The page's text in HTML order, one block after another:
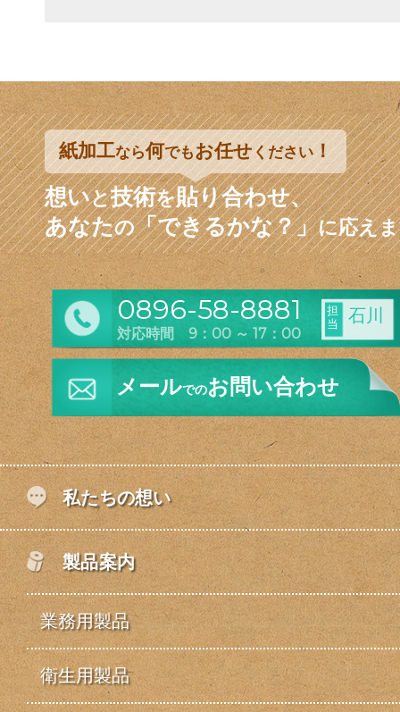
紙加工なら何でもお任せください！
想いと技術を貼り合わせ、
あなたの「できるかな？」に応え
0896-58-8881
対応時間 9：00 ～ 17：00
担
当
石川
メールでのお問い合わせ
私たちの想い
製品案内
業務用製品
衛生用製品